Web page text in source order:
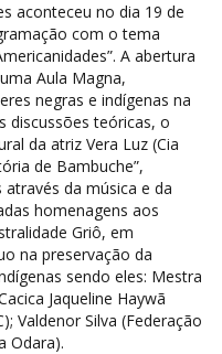
aconteceu no dia 19 de
com o tema
A abertura
Aula Magna,
negras e indígenas na
discussões teóricas, o
da atriz Vera Luz (Cia
de Bambuche”,
da música e da
homenagens aos
Griô, em
na preservação da
sendo eles: Mestra
Jaqueline Haywã
Valdenor Silva (Federação
Odara).